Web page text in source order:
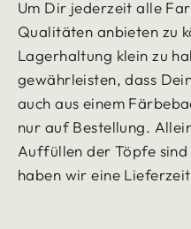
Um Dir jederzeit alle
Qualitäten anbieten zu
Lagerhaltung klein zu
gewährleisten, dass
auch aus einem
nur auf Bestellung.
Auffüllen der Töpfe
haben wir eine